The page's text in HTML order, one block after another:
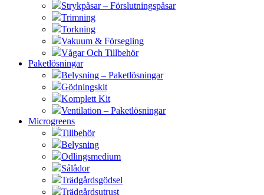
Strykpåsar – Förslutningspåsar
Trimning
Torkning
Vakuum & Försegling
Vågar Och Tillbehör
Paketlösningar
Belysning – Paketlösningar
Gödningskit
Komplett Kit
Ventilation – Paketlösningar
Microgreens
Tillbehör
Belysning
Odlingsmedium
Sålådor
Trädgårdsgödsel
Trädgårdsutrust